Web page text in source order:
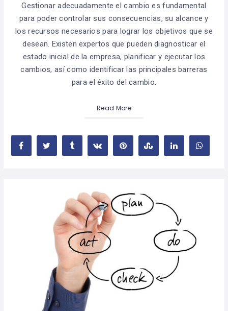
Gestionar adecuadamente el cambio es fundamental
para poder controlar sus consecuencias, su alcance y
los recursos necesarios para lograr los objetivos que se
desean. Existen expertos que pueden diagnosticar el
estado inicial de la empresa, planificar y ejecutar los
cambios, así como identificar las principales barreras
para el éxito del cambio.
Read More